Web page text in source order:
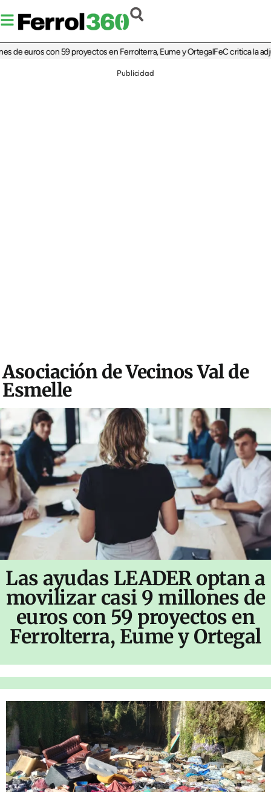
euros con 59 proyectos en Ferrolterra, Eume y OrtegalFeC critica la
Publicidad
Asociación de Vecinos Val de
Esmelle
Las ayudas LEADER optan a
movilizar casi 9 millones de
euros con 59 proyectos en
Ferrolterra, Eume y Ortegal